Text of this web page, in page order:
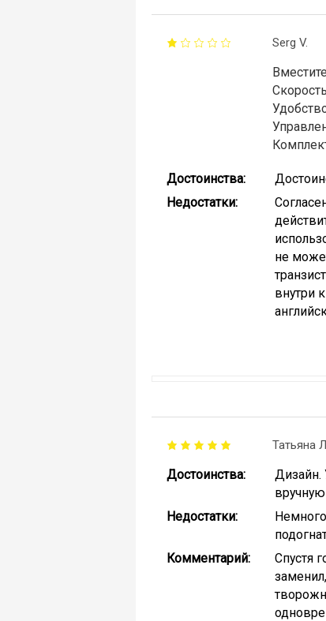
Serg V.
Достоинства:
Недостатки:
не
внутри
Татьяна
Достоинства:
Дизайн.
Недостатки:
Комментарий:
Спустя